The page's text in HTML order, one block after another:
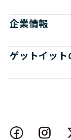
企業情報
ゲットイット